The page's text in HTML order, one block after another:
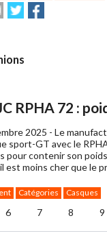
EnvoyerPartager
sur sur
RPHA 72 :
2025 - Le
sport-GT avec le
pour contenir son
est moins cher que le
Catégories Casques
6 7 8 9